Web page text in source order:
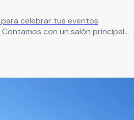
celebrar tus eventos
con un salón principal,
pensada
flexibilidad y el ambiente ideal